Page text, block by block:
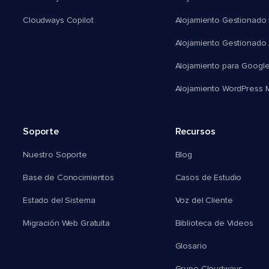
Cloudways Copilot Alojamiento Gestionado
Alojamiento Gestionado
Alojamiento para
Alojamiento WordPress
Soporte
Nuestro Soporte
Base de Conocimientos
Estado del Sistema
Migración Web Gratuita
Recursos
Blog
Casos de Estudio
Voz del Cliente
Biblioteca de Videos
Glosario